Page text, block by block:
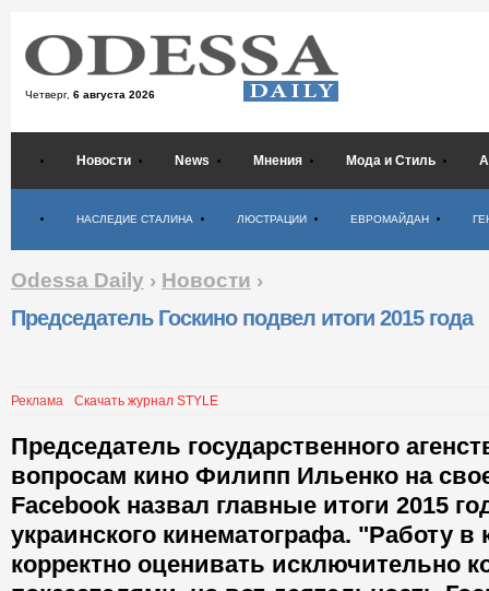
Четверг, 6 августа 2026
Новости News Мнения Мода и Стиль
НАСЛЕДИЕ СТАЛИНА ЛЮСТРАЦИИ ЕВРОМАЙДАН
Odessa Daily › Новости ›
Председатель Госкино подвел итоги 2015 года
Реклама Скачать журнал STYLE
Председатель государственного
вопросам кино Филипп Ильенко на
Facebook назвал главные итоги 2015
украинского кинематографа. "Работу в
корректно оценивать исключительно